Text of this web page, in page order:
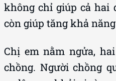
không chỉ giúp cả hai
còn giúp tăng khả
Chị em nằm ngửa,
chồng. Người chồng